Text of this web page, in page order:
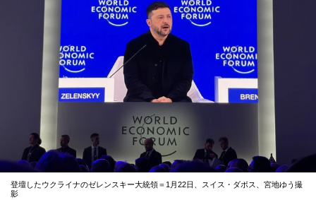
登壇したウクライナのゼレンスキー大統領＝1月22日、スイス・ダボス、宮地ゆう撮
影